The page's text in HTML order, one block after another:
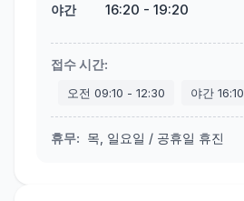
야간 16:20 - 19:20
접수 시간:
오전 09:10 - 12:30 야간 16:10
휴무: 목, 일요일 / 공휴일 휴진